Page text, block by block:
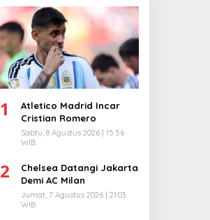
1
Atletico Madrid Incar
Cristian Romero
Sabtu, 8 Agustus 2026 | 15:56
WIB
2
Chelsea Datangi Jakarta
Demi AC Milan
Jumat, 7 Agustus 2026 | 21:03
WIB